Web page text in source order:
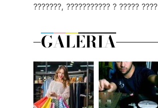
???????, ??????????? ? ????? ????
GALERIA